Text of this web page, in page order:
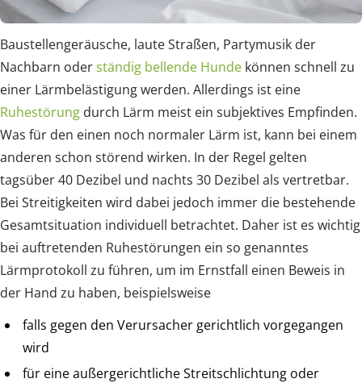
Baustellengeräusche, laute Straßen, Partymusik der
Nachbarn oderständig bellende Hunde können schnell zu
einer Lärmbelästigung werden. Allerdings ist eine
Ruhestörung durch Lärm meist ein subjektives Empfinden.
Was für den einen noch normaler Lärm ist, kann bei einem
anderen schon störend wirken. In der Regel gelten
tagsüber 40 Dezibel und nachts 30 Dezibel als vertretbar.
Bei Streitigkeiten wird dabei jedoch immer die bestehende
Gesamtsituation individuell betrachtet. Daher ist es wichtig
bei auftretenden Ruhestörungen ein so genanntes
Lärmprotokoll zu führen, um im Ernstfall einen Beweis in
der Hand zu haben, beispielsweise
falls gegen den Verursacher gerichtlich vorgegangen
wird
für eine außergerichtliche Streitschlichtung oder